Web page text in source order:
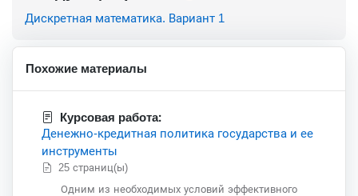
Дискретная математика. Вариант 1
Похожие материалы
Курсовая работа:
Денежно-кредитная политика государства и ее
инструменты
25 страниц(ы)
Одним из необходимых условий эффективного